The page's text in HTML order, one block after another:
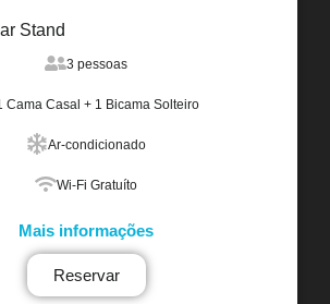
Stand
3 pessoas
Cama Casal + 1 Bicama Solteiro
Ar-condicionado
Wi-Fi Gratuíto
Mais informações
Reservar